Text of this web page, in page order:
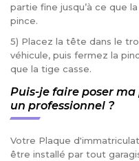
partie fine jusqu’à ce que
pince.
5) Placez la tête dans le
véhicule, puis fermez la
que la tige casse.
Puis-je faire poser
un professionnel ?
Votre Plaque
être installé par tout